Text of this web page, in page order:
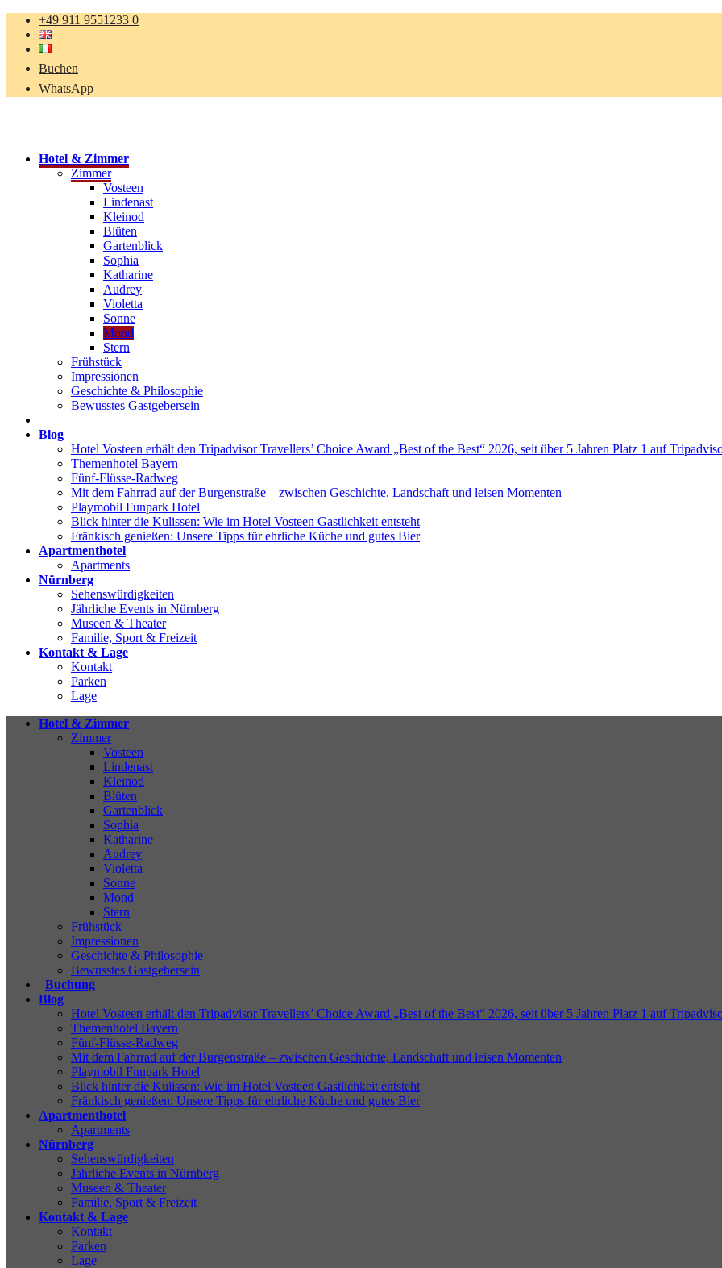
+49 911 9551233 0
Buchen
WhatsApp
Hotel & Zimmer
Zimmer
Vosteen
Lindenast
Kleinod
Blüten
Gartenblick
Sophia
Katharine
Audrey
Violetta
Sonne
Mond
Stern
Frühstück
Impressionen
Geschichte & Philosophie
Bewusstes Gastgebersein
Blog
Hotel Vosteen erhält den Tripadvisor Travellers’ Choice Award „Best of the Best“ 2026, seit über 5 Jahren Platz 1 auf
Themenhotel Bayern
Fünf-Flüsse-Radweg
Mit dem Fahrrad auf der Burgenstraße – zwischen Geschichte, Landschaft und leisen Momenten
Playmobil Funpark Hotel
Blick hinter die Kulissen: Wie im Hotel Vosteen Gastlichkeit entsteht
Fränkisch genießen: Unsere Tipps für ehrliche Küche und gutes Bier
Apartmenthotel
Apartments
Nürnberg
Sehenswürdigkeiten
Jährliche Events in Nürnberg
Museen & Theater
Familie, Sport & Freizeit
Kontakt & Lage
Kontakt
Parken
Lage
Hotel & Zimmer
Zimmer
Vosteen
Lindenast
Kleinod
Blüten
Gartenblick
Sophia
Katharine
Audrey
Violetta
Sonne
Mond
Stern
Frühstück
Impressionen
Geschichte & Philosophie
Bewusstes Gastgebersein
Buchung
Blog
Hotel Vosteen erhält den Tripadvisor Travellers’ Choice Award „Best of the Best“ 2026, seit über 5 Jahren Platz 1 auf
Themenhotel Bayern
Fünf-Flüsse-Radweg
Mit dem Fahrrad auf der Burgenstraße – zwischen Geschichte, Landschaft und leisen Momenten
Playmobil Funpark Hotel
Blick hinter die Kulissen: Wie im Hotel Vosteen Gastlichkeit entsteht
Fränkisch genießen: Unsere Tipps für ehrliche Küche und gutes Bier
Apartmenthotel
Apartments
Nürnberg
Sehenswürdigkeiten
Jährliche Events in Nürnberg
Museen & Theater
Familie, Sport & Freizeit
Kontakt & Lage
Kontakt
Parken
Lage